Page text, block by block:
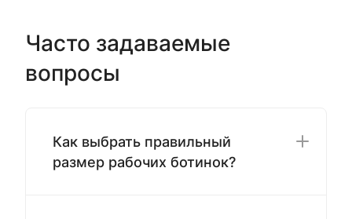
Часто задаваемые
вопросы
Как выбрать правильный
размер рабочих ботинок?